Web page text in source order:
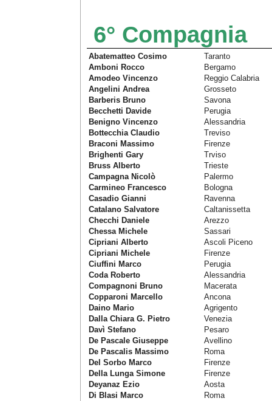
6° Compagnia
Abatematteo Cosimo
Taranto
Amboni Rocco
Bergamo
Amodeo Vincenzo
Reggio Calabria
Angelini Andrea
Grosseto
Barberis Bruno
Savona
Becchetti Davide
Perugia
Benigno Vincenzo
Alessandria
Bottecchia Claudio
Treviso
Braconi Massimo
Firenze
Brighenti Gary
Trviso
Bruss Alberto
Trieste
Campagna Nicolò
Palermo
Carmineo Francesco
Bologna
Casadio Gianni
Ravenna
Catalano Salvatore
Caltanissetta
Checchi Daniele
Arezzo
Chessa Michele
Sassari
Cipriani Alberto
Ascoli Piceno
Cipriani Michele
Firenze
Ciuffini Marco
Perugia
Coda Roberto
Alessandria
Compagnoni Bruno
Macerata
Copparoni Marcello
Ancona
Daino Mario
Agrigento
Dalla Chiara G. Pietro
Venezia
Davì Stefano
Pesaro
De Pascale Giuseppe
Avellino
De Pascalis Massimo
Roma
Del Sorbo Marco
Firenze
Della Lunga Simone
Firenze
Deyanaz Ezio
Aosta
Di Blasi Marco
Roma